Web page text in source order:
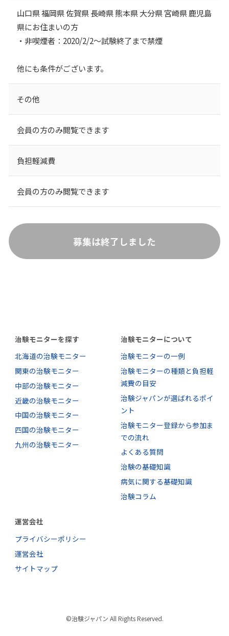
山口県 福岡県 佐賀県 長崎県 熊本県 大分県 宮崎県 鹿児島
県にお住まいの方
・非喫煙者：2020/2/2～試験終了まで禁煙
他にも条件がございます。
その他
会員の方のみ閲覧できます
負担軽減費
会員の方のみ閲覧できます
募集は終了しました
治験モニターを探す
北海道の治験モニター
関東の治験モニター
中部の治験モニター
近畿の治験モニター
中国の治験モニター
四国の治験モニター
九州の治験モニター
治験モニターについて
治験モニターの一例
治験モニターの種類と負担軽
減費の目安
治験ジャパンが選ばれるポイ
ント
治験モニター登録から参加ま
での流れ
よくある質問
治験の基礎知識
病気に関する基礎知識
治験コラム
運営会社
プライバシーポリシー
運営会社
サイトマップ
©治験ジャパン All Rights Reserved.